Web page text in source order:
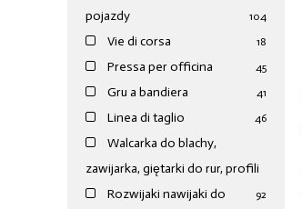
pojazdy
104
Vie di corsa 18
Pressa per officina 45
Gru a bandiera 41
Linea di taglio 46
Walcarka do blachy,
zawijarka, giętarki do rur, profili
92
Rozwijaki nawijaki do